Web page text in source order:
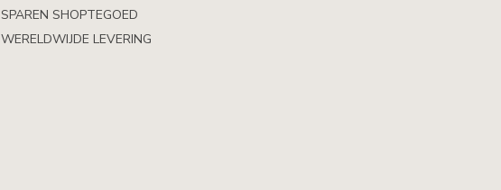
SPAREN SHOPTEGOED
WERELDWIJDE LEVERING